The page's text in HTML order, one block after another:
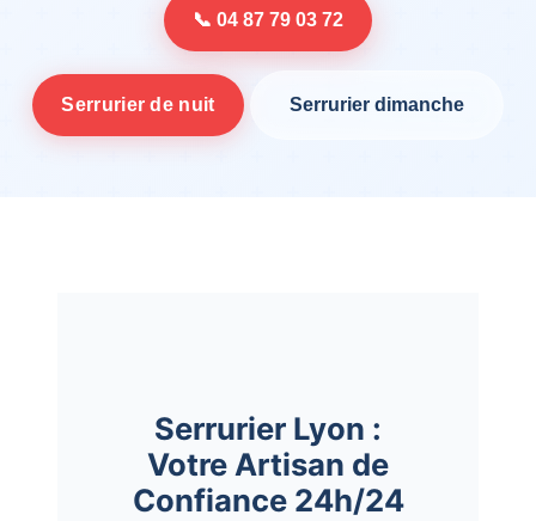
📞 04 87 79 03 72
Serrurier de nuit Serrurier dimanche
Serrurier Lyon :
Votre Artisan de
Confiance 24h/24